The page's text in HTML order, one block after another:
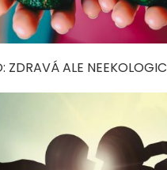
ZDRAVÁ ALE